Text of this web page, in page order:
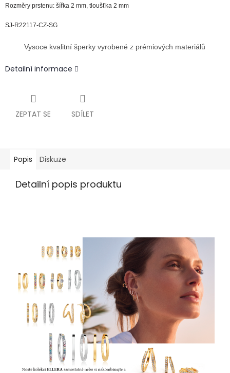
Rozměry prstenu: šířka 2 mm, tloušťka 2 mm
SJ-R22117-CZ-SG
Vysoce kvalitní šperky vyrobené z prémiových materiálů
Detailní informace
ZEPTAT SE SDÍLET
Popis Diskuze
Detailní popis produktu